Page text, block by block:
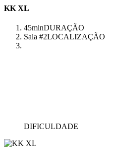
KK XL
45minDURAÇÃO
Sala #2LOCALIZAÇÃO
DIFICULDADE